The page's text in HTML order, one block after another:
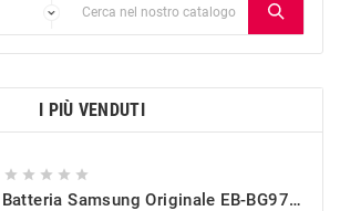
I PIÙ VENDUTI
    
Batteria Samsung Originale EB-BG973ABU Per Galaxy S10 (SM-G973)